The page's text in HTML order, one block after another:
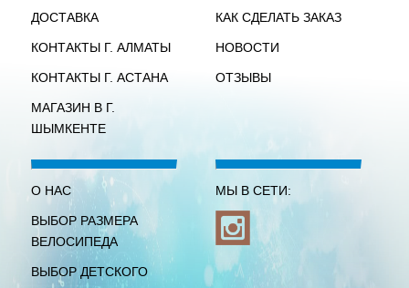
ДОСТАВКА
КОНТАКТЫ Г. АЛМАТЫ
КОНТАКТЫ Г. АСТАНА
МАГАЗИН В Г.
ШЫМКЕНТЕ
КАК СДЕЛАТЬ ЗАКАЗ
НОВОСТИ
ОТЗЫВЫ
О НАС
ВЫБОР РАЗМЕРА
ВЕЛОСИПЕДА
ВЫБОР ДЕТСКОГО
МЫ В СЕТИ: